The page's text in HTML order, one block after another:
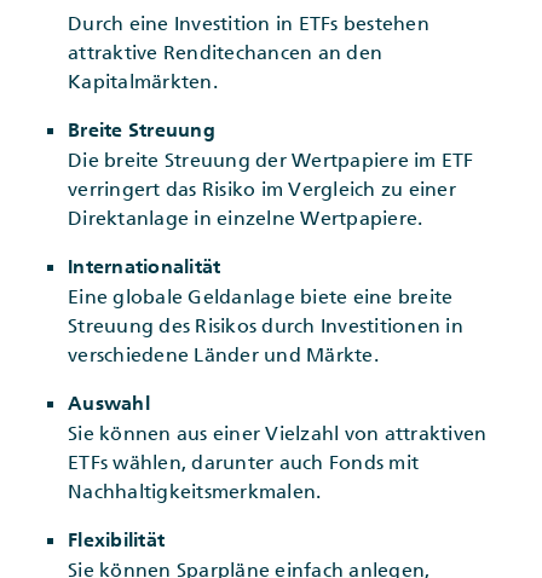
Durch eine Investition in ETFs bestehen
attraktive Renditechancen an den
Kapitalmärkten.
Breite Streuung
Die breite Streuung der Wertpapiere im ETF
verringert das Risiko im Vergleich zu einer
Direktanlage in einzelne Wertpapiere.
Internationalität
Eine globale Geldanlage biete eine breite
Streuung des Risikos durch Investitionen in
verschiedene Länder und Märkte.
Auswahl
Sie können aus einer Vielzahl von attraktiven
ETFs wählen, darunter auch Fonds mit
Nachhaltigkeitsmerkmalen.
Flexibilität
Sie können Sparpläne einfach anlegen,